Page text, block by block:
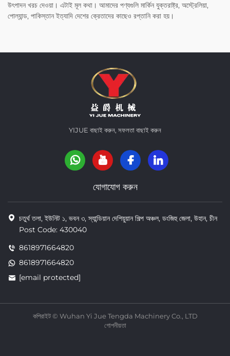
উৎপাদন খরচ দেওয়া। এটাই মূল কথা। আমাদের পণ্যগুলি মার্কিন যুক্তরাষ্ট্র, অস্ট্রেলিয়া,
পোল্যান্ড, পাকিস্তান ইত্যাদি দেশের ক্রেতাদের কাছেও রপ্তানি করা হয়।
YIJUE বাছাই করুন, সফলতা বাছাই করুন
যোগাযোগ করুন
চতুর্থ তলা, ইউনিট ১, ভবন ৩, স্যান্ডিয়ান দেশিয়ুয়ান শিল্প অঞ্চল, ডংজিহু জেলা, উহান, চীন
Post Code: 430040
8618971664820
8618971664820
[email protected]
কপিরাইট © Wuhan Yi Jue Tengda Machinery Co., LTD
গোপনীয়তা